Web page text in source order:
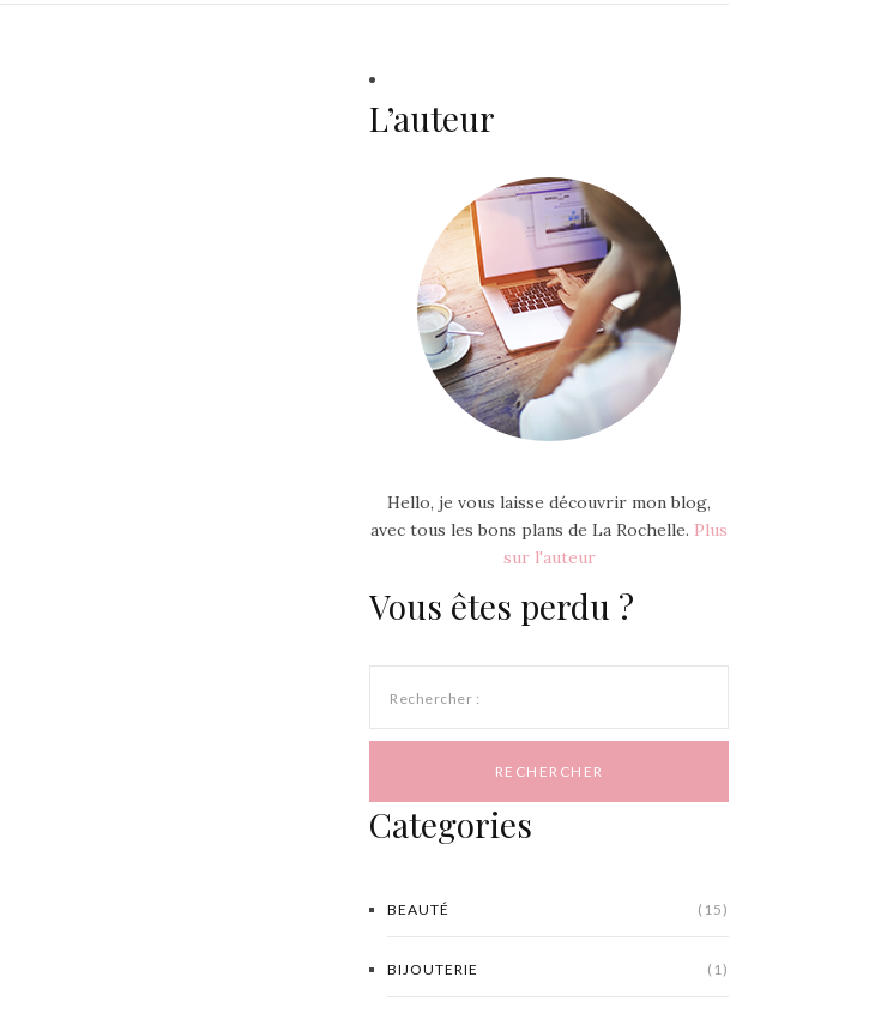
L’auteur
Hello, je vous laisse découvrir mon blog,
avec tous les bons plans de La Rochelle. Plus
sur l'auteur
Vous êtes perdu ?
Rechercher :
Categories
BEAUTÉ (15)
BIJOUTERIE (1)